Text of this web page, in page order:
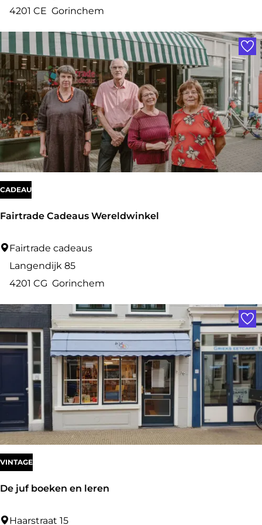
a
d
s
p
o
l
i
r
4201 CE Gorinchem
Fairtrade Cadeaus Wereldwinkel
F
r
a
a
d
e
u
Fairtrade cadeaus
Langendijk 85
4201 CG Gorinchem
CADEAU
De juf boeken en leren
D Haarstraat 15
VINTAGE